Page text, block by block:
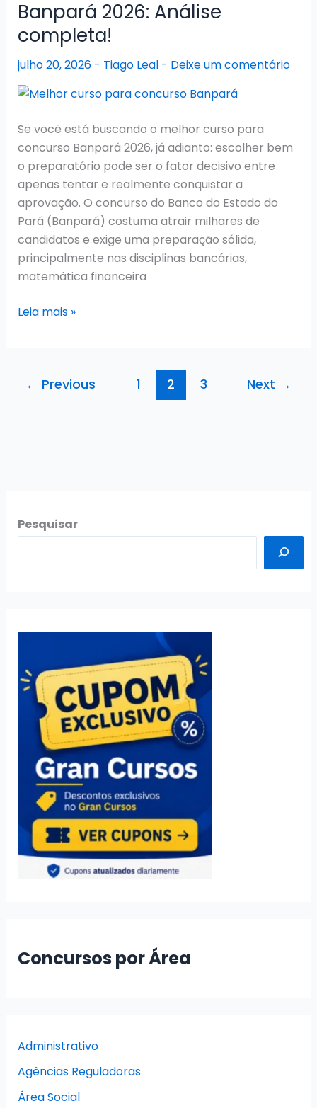
Atual,
Convocações,
e
Como
Preparar
Banpará 2026: Análise
completa!
julho 20, 2026 - Tiago Leal - Deixe um comentário
Se você está buscando o melhor curso para
concurso Banpará 2026, já adianto: escolher bem
o preparatório pode ser o fator decisivo entre
apenas tentar e realmente conquistar a
aprovação. O concurso do Banco do Estado do
Pará (Banpará) costuma atrair milhares de
candidatos e exige uma preparação sólida,
principalmente nas disciplinas bancárias,
matemática financeira
Melhor
Banpará
Leia mais »
← Previous 1 2 3 Next →
Pesquisar
Concursos por Área
Administrativo
Agências Reguladoras
Área Social